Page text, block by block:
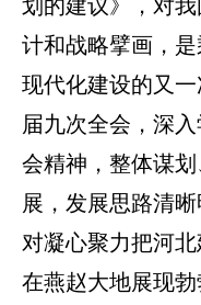
划的建议》，对
计和战略擘画，
现代化建设的又
届九次全会，深
会精神，整体谋
展，发展思路清
对凝心聚力把河
在燕赵大地展现